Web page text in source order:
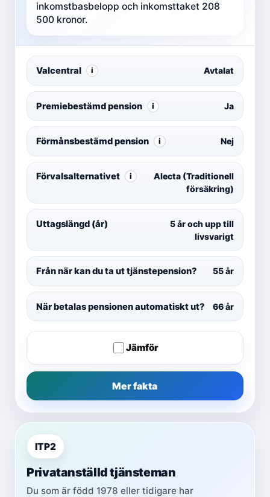
inkomstbasbelopp och inkomsttaket 208
500 kronor.
Valcentral i Avtalat
Premiebestämd pension i Ja
Förmånsbestämd pension i Nej
Förvalsalternativet i
Alecta (Traditionell
försäkring)
Uttagslängd (år)
5 år och upp till
livsvarigt
Från när kan du ta ut tjänstepension? 55 år
När betalas pensionen automatiskt ut? 66 år
Jämför
Mer fakta
ITP2
Privatanställd tjänsteman
Du som är född 1978 eller tidigare har